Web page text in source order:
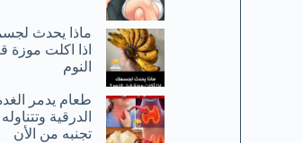
ماذا يحدث
اذا اكلت موزة
النوم
طعام يدمر
الدرقية
تجنبه من الأن